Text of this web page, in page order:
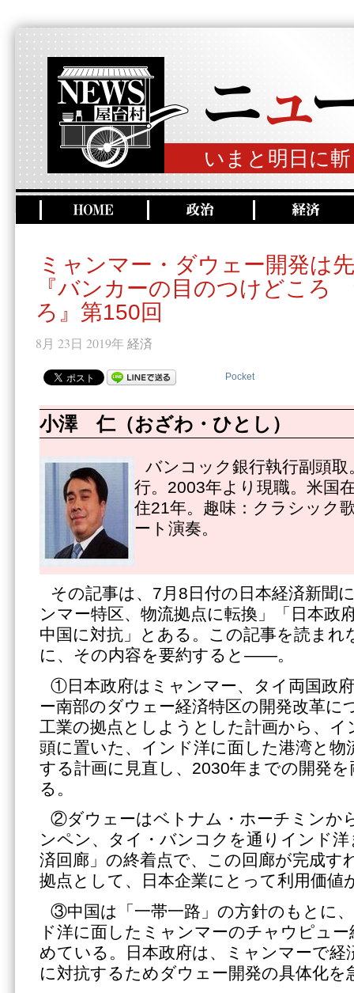
いまと明日に
ミャンマー・ダウェー開発は
『バンカーの目のつけどころ
ろ』第150回
8月 23日 2019年 経済
Pocket
小澤 仁（おざわ・ひとし）
バンコック銀行執行副頭
行。2003年より現職。米国
住21年。趣味：クラシック
ート演奏。
その記事は、7月8日付の日本経済新聞
ンマー特区、物流拠点に転換」「日本政
中国に対抗」とある。この記事を読まれ
に、その内容を要約すると――。
①日本政府はミャンマー、タイ両国政
ー南部のダウェー経済特区の開発改革に
工業の拠点としようとした計画から、イ
頭に置いた、インド洋に面した港湾と物
する計画に見直し、2030年までの開発
る。
②ダウェーはベトナム・ホーチミンか
ンペン、タイ・バンコクを通りインド
済回廊」の終着点で、この回廊が完成す
拠点として、日本企業にとって利用価値
③中国は「一帯一路」の方針のもとに
ド洋に面したミャンマーのチャウピュ
めている。日本政府は、ミャンマーで経
に対抗するためダウェー開発の具体化を